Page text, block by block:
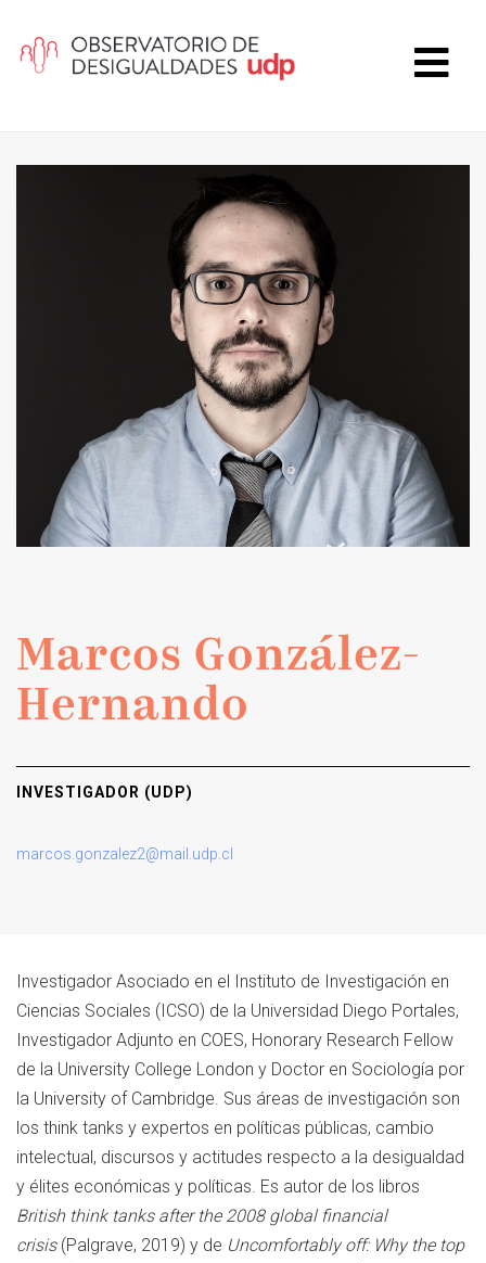
Marcos González-
Hernando
INVESTIGADOR (UDP)
marcos.gonzalez2@mail.udp.cl
Investigador Asociado en el Instituto de Investigación en
Ciencias Sociales (ICSO) de la Universidad Diego Portales,
Investigador Adjunto en COES, Honorary Research Fellow
de la University College London y Doctor en Sociología por
la University of Cambridge. Sus áreas de investigación son
los think tanks y expertos en políticas públicas, cambio
intelectual, discursos y actitudes respecto a la desigualdad
y élites económicas y políticas. Es autor de los libros
British think tanks after the 2008 global financial
crisis(Palgrave, 2019) y de Uncomfortably off: Why the top